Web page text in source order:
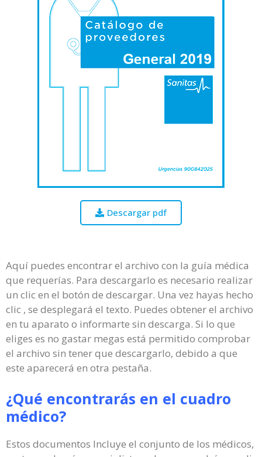
Descargar pdf
Aquí puedes encontrar el archivo con la guía médica
que requerías. Para descargarlo es necesario realizar
un clic en el botón de descargar. Una vez hayas hecho
clic , se desplegará el texto. Puedes obtener el archivo
en tu aparato o informarte sin descarga. Si lo que
eliges es no gastar megas está permitido comprobar
el archivo sin tener que descargarlo, debido a que
este aparecerá en otra pestaña.
¿Qué encontrarás en el cuadro
médico?
Estos documentos Incluye el conjunto de los médicos,